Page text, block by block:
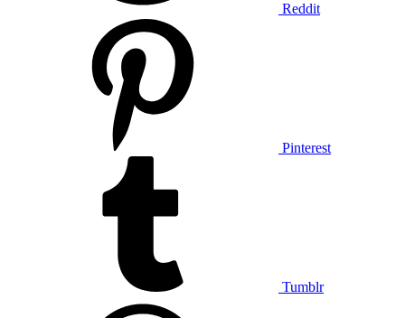
Reddit
Pinterest
Tumblr